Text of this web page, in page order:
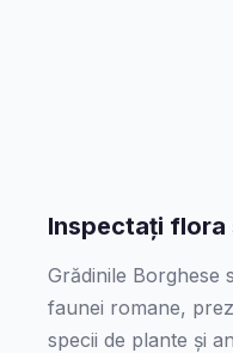
Inspectați flora
Grădinile Borghese
faunei romane,
specii de plante și